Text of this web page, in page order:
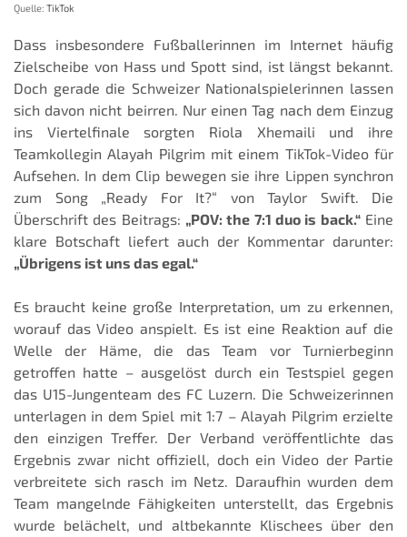
Quelle: TikTok
Dass insbesondere Fußballerinnen im Internet häufig
Zielscheibe von Hass und Spott sind, ist längst bekannt.
Doch gerade die Schweizer Nationalspielerinnen lassen
sich davon nicht beirren. Nur einen Tag nach dem Einzug
ins Viertelfinale sorgten Riola Xhemaili und ihre
Teamkollegin Alayah Pilgrim mit einem TikTok-Video für
Aufsehen. In dem Clip bewegen sie ihre Lippen synchron
zum Song „Ready For It?“ von Taylor Swift. Die
Überschrift des Beitrags: „POV: the 7:1 duo is back.“Eine
klare Botschaft liefert auch der Kommentar darunter:
„Übrigens ist uns das egal.“
Es braucht keine große Interpretation, um zu erkennen,
worauf das Video anspielt. Es ist eine Reaktion auf die
Welle der Häme, die das Team vor Turnierbeginn
getroffen hatte – ausgelöst durch ein Testspiel gegen
das U15-Jungenteam des FC Luzern. Die Schweizerinnen
unterlagen in dem Spiel mit 1:7 – Alayah Pilgrim erzielte
den einzigen Treffer. Der Verband veröffentlichte das
Ergebnis zwar nicht offiziell, doch ein Video der Partie
verbreitete sich rasch im Netz. Daraufhin wurden dem
Team mangelnde Fähigkeiten unterstellt, das Ergebnis
wurde belächelt, und altbekannte Klischees über den